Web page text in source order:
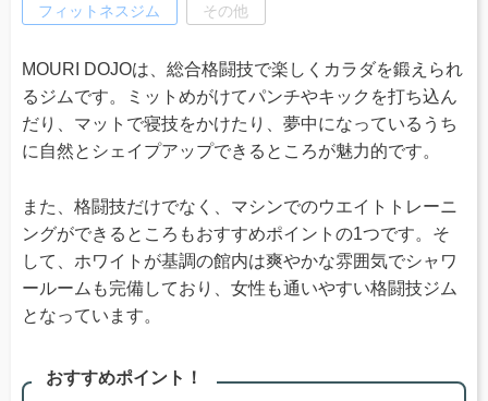
フィットネスジム その他
MOURI DOJOは、総合格闘技で楽しくカラダを鍛えられ
るジムです。ミットめがけてパンチやキックを打ち込ん
だり、マットで寝技をかけたり、夢中になっているうち
に自然とシェイプアップできるところが魅力的です。
また、格闘技だけでなく、マシンでのウエイトトレーニ
ングができるところもおすすめポイントの1つです。そ
して、ホワイトが基調の館内は爽やかな雰囲気でシャワ
ールームも完備しており、女性も通いやすい格闘技ジム
となっています。
おすすめポイント！